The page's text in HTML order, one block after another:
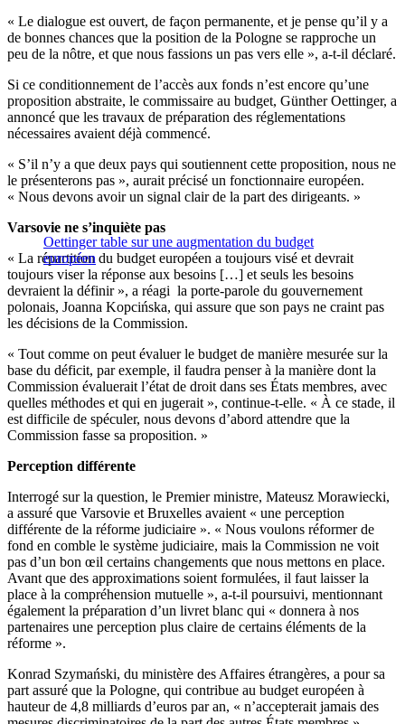
« Le dialogue est ouvert, de façon permanente, et je pense qu’il y a
de bonnes chances que la position de la Pologne se rapproche un
peu de la nôtre, et que nous fassions un pas vers elle », a-t-il déclaré.
Si ce conditionnement de l’accès aux fonds n’est encore qu’une
proposition abstraite, le commissaire au budget, Günther Oettinger, a
annoncé que les travaux de préparation des réglementations
nécessaires avaient déjà commencé.
« S’il n’y a que deux pays qui soutiennent cette proposition, nous ne
le présenterons pas », aurait précisé un fonctionnaire européen.
« Nous devons avoir un signal clair de la part des dirigeants. »
Oettinger table sur une augmentation du budget
européen
Varsovie ne s’inquiète pas
« La répartition du budget européen a toujours visé et devrait
toujours viser la réponse aux besoins […] et seuls les besoins
devraient la définir », a réagi la porte-parole du gouvernement
polonais, Joanna Kopcińska, qui assure que son pays ne craint pas
les décisions de la Commission.
« Tout comme on peut évaluer le budget de manière mesurée sur la
base du déficit, par exemple, il faudra penser à la manière dont la
Commission évaluerait l’état de droit dans ses États membres, avec
quelles méthodes et qui en jugerait », continue-t-elle. « À ce stade, il
est difficile de spéculer, nous devons d’abord attendre que la
Commission fasse sa proposition. »
Perception différente
Interrogé sur la question, le Premier ministre, Mateusz Morawiecki,
a assuré que Varsovie et Bruxelles avaient « une perception
différente de la réforme judiciaire ». « Nous voulons réformer de
fond en comble le système judiciaire, mais la Commission ne voit
pas d’un bon œil certains changements que nous mettons en place.
Avant que des approximations soient formulées, il faut laisser la
place à la compréhension mutuelle », a-t-il poursuivi, mentionnant
également la préparation d’un livret blanc qui « donnera à nos
partenaires une perception plus claire de certains éléments de la
réforme ».
Konrad Szymański, du ministère des Affaires étrangères, a pour sa
part assuré que la Pologne, qui contribue au budget européen à
hauteur de 4,8 milliards d’euros par an, « n’accepterait jamais des